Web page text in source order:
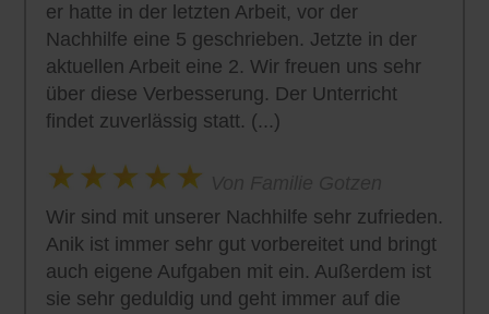
er hatte in der letzten Arbeit, vor der
Nachhilfe eine 5 geschrieben. Jetzte in der
aktuellen Arbeit eine 2. Wir freuen uns sehr
über diese Verbesserung. Der Unterricht
findet zuverlässig statt. (...)
Wir sind mit unserer Nachhilfe sehr zufrieden.
Anik ist immer sehr gut vorbereitet und bringt
auch eigene Aufgaben mit ein. Außerdem ist
sie sehr geduldig und geht immer auf die